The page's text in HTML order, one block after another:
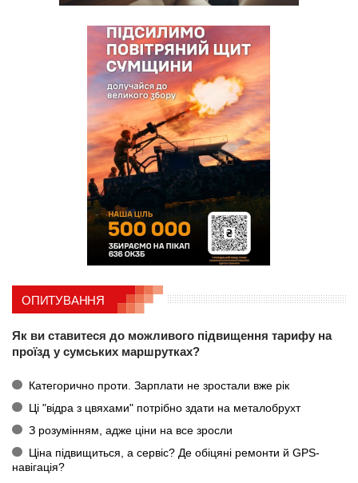
ОПИТУВАННЯ
Як ви ставитеся до можливого підвищення тарифу на
проїзд у сумських маршрутках?
Категорично проти. Зарплати не зростали вже рік
Ці "відра з цвяхами" потрібно здати на металобрухт
З розумінням, адже ціни на все зросли
Ціна підвищиться, а сервіс? Де обіцяні ремонти й GPS-
навігація?